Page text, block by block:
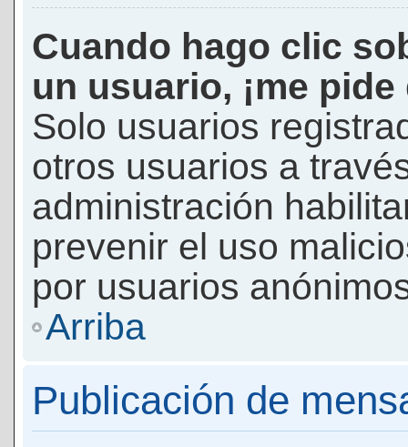
Cuando hago clic
un usuario, ¡me
Solo usuarios
otros usuarios a
administración
prevenir el uso
por usuarios
Arriba
Publicación de